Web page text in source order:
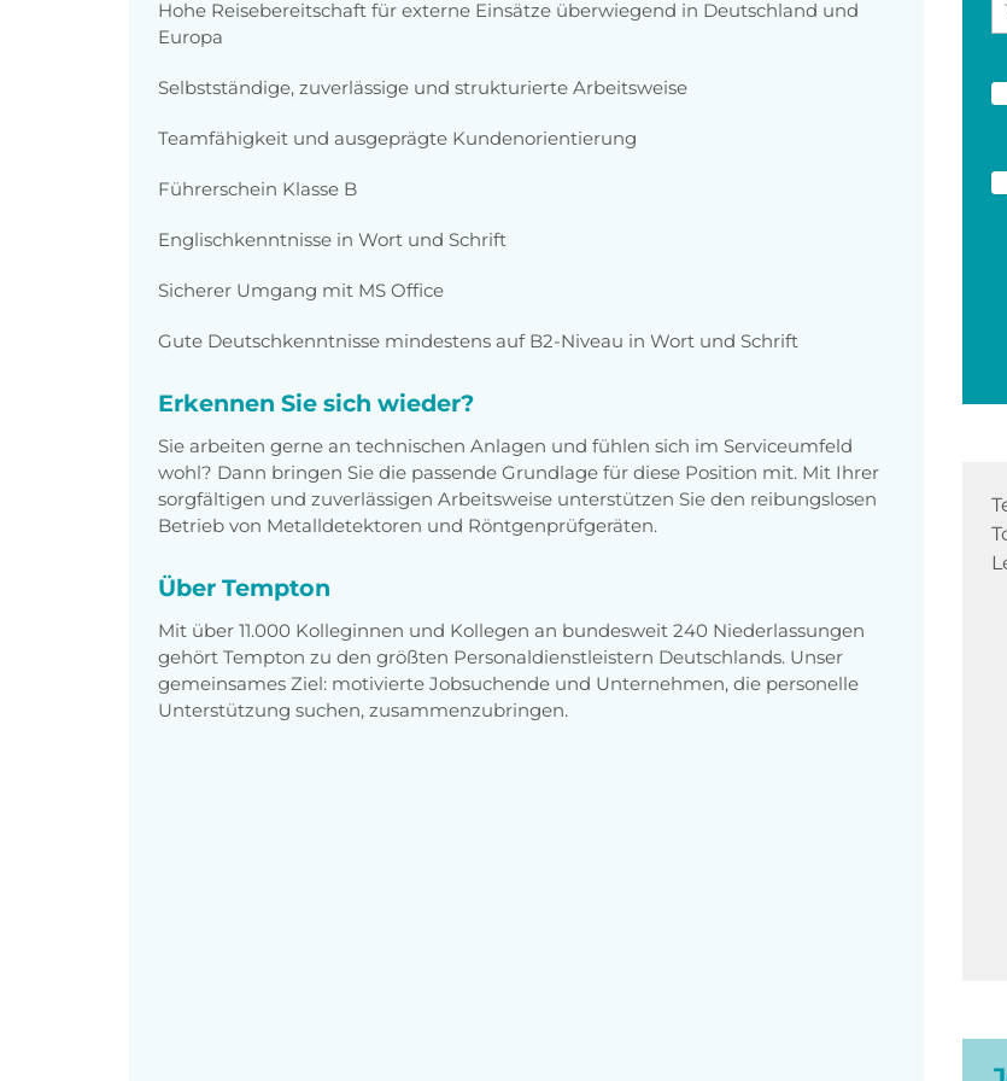
Hohe Reisebereitschaft für externe Einsätze überwiegend in Deutschland und
Europa
Selbstständige, zuverlässige und strukturierte Arbeitsweise
Teamfähigkeit und ausgeprägte Kundenorientierung
Führerschein Klasse B
Englischkenntnisse in Wort und Schrift
Sicherer Umgang mit MS Office
Gute Deutschkenntnisse mindestens auf B2-Niveau in Wort und Schrift
Erkennen Sie sich wieder?
Sie arbeiten gerne an technischen Anlagen und fühlen sich im Serviceumfeld
wohl? Dann bringen Sie die passende Grundlage für diese Position mit. Mit Ihrer
sorgfältigen und zuverlässigen Arbeitsweise unterstützen Sie den reibungslosen
Betrieb von Metalldetektoren und Röntgenprüfgeräten.
Über Tempton
Mit über 11.000 Kolleginnen und Kollegen an bundesweit 240 Niederlassungen
gehört Tempton zu den größten Personaldienstleistern Deutschlands. Unser
gemeinsames Ziel: motivierte Jobsuchende und Unternehmen, die personelle
Unterstützung suchen, zusammenzubringen.